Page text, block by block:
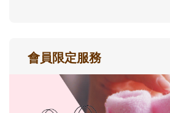
會員限定服務